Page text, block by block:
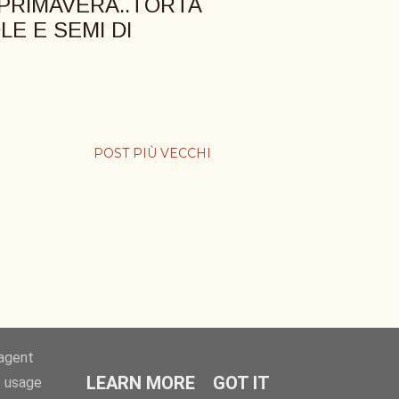
E SEMI DI
POST PIÙ VECCHI
LEARN MORE GOT IT